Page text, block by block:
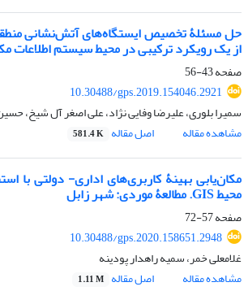
از یک رویکرد ترکیبی در محیط سیستم اطلاعات
صفحه43-56
10.30488/gps.2019.154046.2921
سمیرا بلوری، علیرضا وفایی نژاد، علی اصغر آل شیخ،
مشاهده مقاله
اصل مقاله 581.4 K
مکان‌یابی بهینۀ کاربری‌های اداری- دولتی با
محیط GIS. مطالعۀ موردی: شهر زابل
صفحه57-72
10.30488/gps.2020.158651.2948
غلامعلی خمر، سمیه راهدار پودینه
مشاهده مقاله
اصل مقاله 1.11 M